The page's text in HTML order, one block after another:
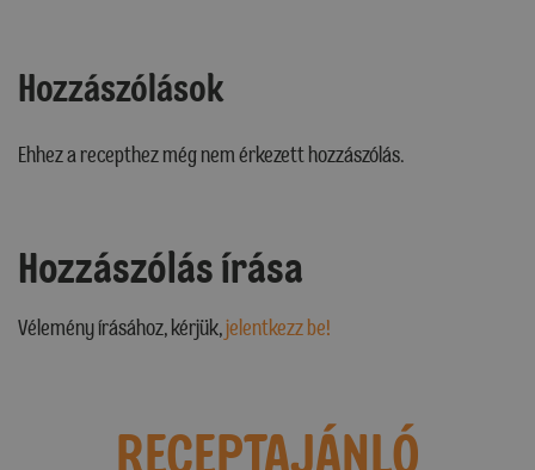
Hozzászólások
Ehhez a recepthez még nem érkezett hozzászólás.
Hozzászólás írása
Vélemény írásához, kérjük,jelentkezz be!
RECEPTAJÁNLÓ